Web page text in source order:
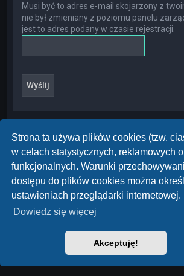
Strona ta używa plików cookies (tzw.
w celach statystycznych, reklamowych
funkcjonalnych. Warunki
dostępu do plików cookies można
ustawieniach przeglądarki internetowej.
Dowiedz się więcej
Akceptuję!
Musi być to adres e-mail skojarzony z
nie był zmieniany z poziomu panelu
jest to adres podany w czasie rejestracji.
Strona główna
Powered by phpBB • Design by
PlanetStyles
Polski pakiet językowy dostarczaphpBB.pl